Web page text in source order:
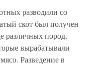
разводили со
скот был получен
различных пород,
вырабатывали
Разведение в